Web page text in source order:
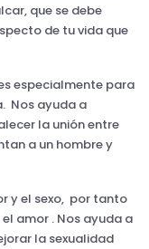
que se debe
de tu vida que
especialmente para
Nos ayuda a
la unión entre
a un hombre y
y el sexo, por tanto
amor . Nos ayuda a
la sexualidad